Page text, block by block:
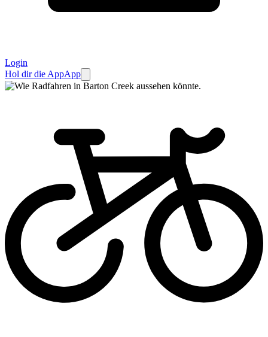
Login
Hol dir die AppApp